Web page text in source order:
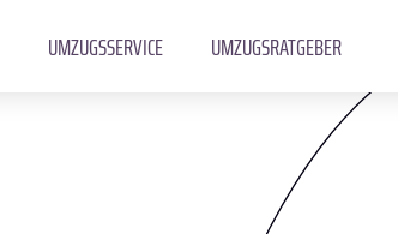
UMZUGSSERVICE UMZUGSRATGEBER